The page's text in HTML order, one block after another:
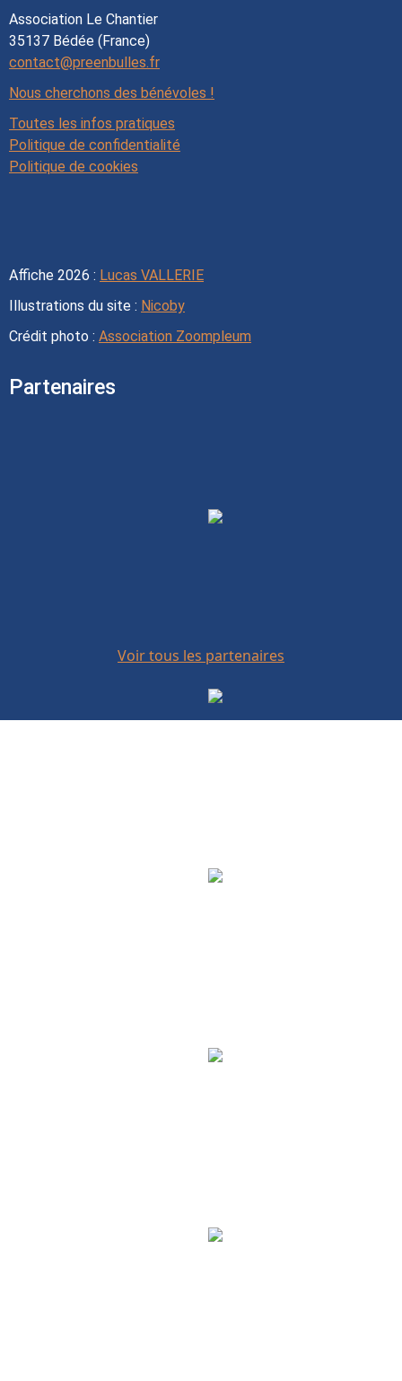
Association Le Chantier
35137 Bédée (France)
contact@preenbulles.fr
Nous cherchons des bénévoles !
Toutes les infos pratiques
Politique de confidentialité
Politique de cookies
Affiche 2026 : Lucas VALLERIE
Illustrations du site : Nicoby
Crédit photo : Association Zoompleum
Partenaires
Voir tous les partenaires